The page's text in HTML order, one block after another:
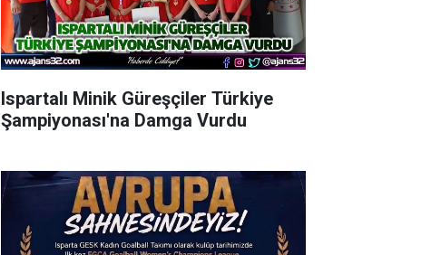
Ispartalı Minik Güreşçiler Türkiye
Şampiyonası'na Damga Vurdu